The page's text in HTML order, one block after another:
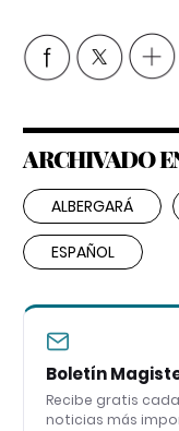
ARCHIVADO
ALBERGARÁ
ESPAÑOL
Boletín
Recibe gratis
noticias más